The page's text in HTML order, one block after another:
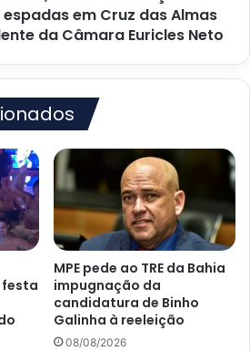
em Cruz das Almas
da Câmara Euricles Neto
MPE pede ao TRE da Bahia
impugnação da
candidatura de Binho
Galinha à reeleição
08/08/2026